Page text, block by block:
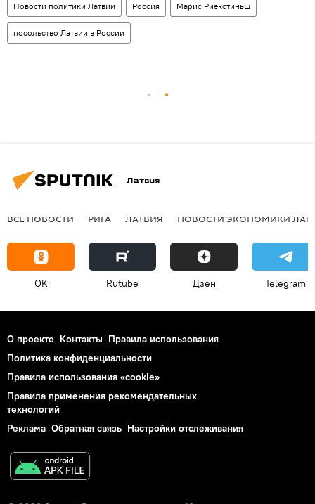
Новости политики Латвии Россия Марис Риекстиньш
посольство Латвии в России
Латвия
ВСЕ НОВОСТИ РИГА ЛАТВИЯ НОВОСТИ ЭКОНОМИКИ
OK Rutube Дзен Telegram
О проекте Контакты Правила использования
Политика конфиденциальности
Правила использования «cookie»
Правила применения рекомендательных
технологий
Реклама Обратная связь Настройки отслеживания